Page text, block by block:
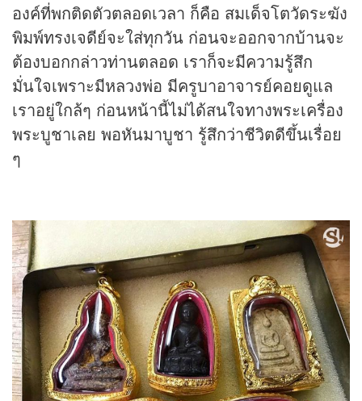
องค์ที่พกติดตัวตลอดเวลา ก็คือ สมเด็จโตวัดระฆัง
พิมพ์ทรงเจดีย์จะใส่ทุกวัน ก่อนจะออกจากบ้านจะ
ต้องบอกกล่าวท่านตลอด เราก็จะมีความรู้สึก
มั่นใจเพราะมีหลวงพ่อ มีครูบาอาจารย์คอยดูแล
เราอยู่ใกล้ๆ ก่อนหน้านี้ไม่ได้สนใจทางพระเครื่อง
พระบูชาเลย พอหันมาบูชา รู้สึกว่าชีวิตดีขึ้นเรื่อย
ๆ